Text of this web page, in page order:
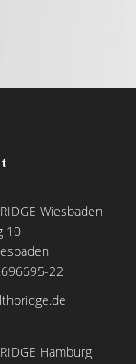
Wiesbaden
10
22
Hamburg